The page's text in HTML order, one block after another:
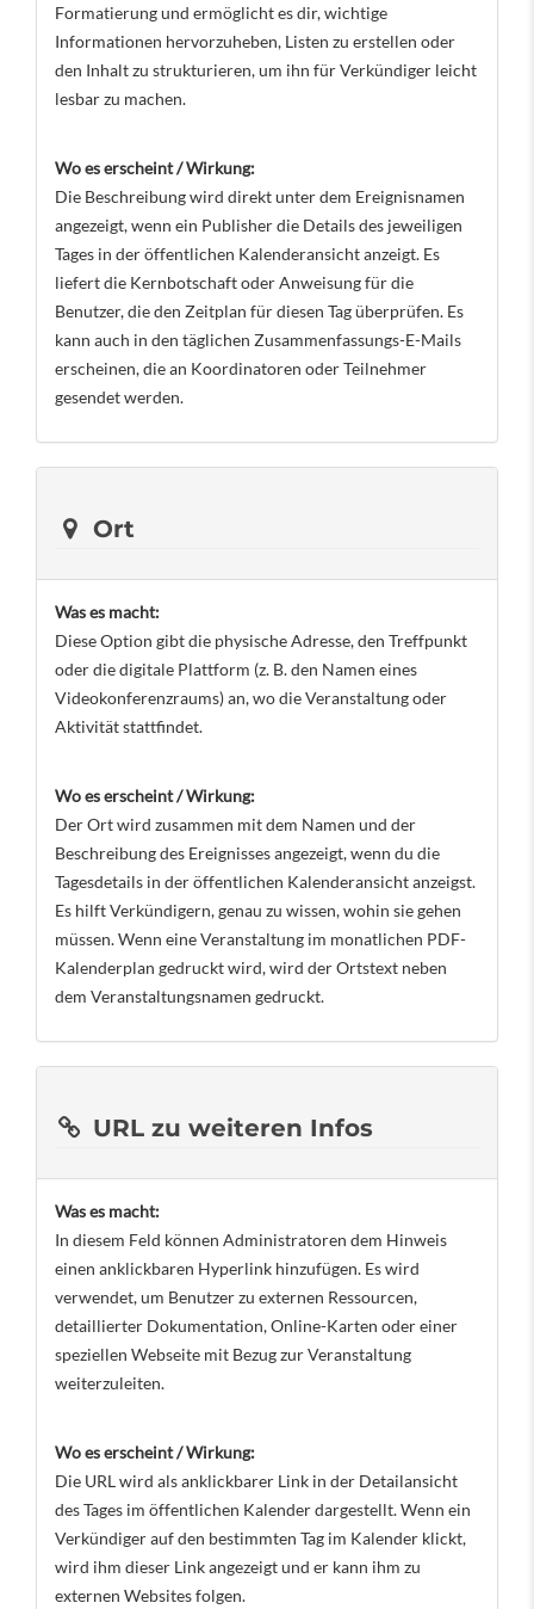
Formatierung und ermöglicht es dir, wichtige
Informationen hervorzuheben, Listen zu erstellen oder
den Inhalt zu strukturieren, um ihn für Verkündiger leicht
lesbar zu machen.
Wo es erscheint / Wirkung:
Die Beschreibung wird direkt unter dem Ereignisnamen
angezeigt, wenn ein Publisher die Details des jeweiligen
Tages in der öffentlichen Kalenderansicht anzeigt. Es
liefert die Kernbotschaft oder Anweisung für die
Benutzer, die den Zeitplan für diesen Tag überprüfen. Es
kann auch in den täglichen Zusammenfassungs-E-Mails
erscheinen, die an Koordinatoren oder Teilnehmer
gesendet werden.
Ort
Was es macht:
Diese Option gibt die physische Adresse, den Treffpunkt
oder die digitale Plattform (z. B. den Namen eines
Videokonferenzraums) an, wo die Veranstaltung oder
Aktivität stattfindet.
Wo es erscheint / Wirkung:
Der Ort wird zusammen mit dem Namen und der
Beschreibung des Ereignisses angezeigt, wenn du die
Tagesdetails in der öffentlichen Kalenderansicht anzeigst.
Es hilft Verkündigern, genau zu wissen, wohin sie gehen
müssen. Wenn eine Veranstaltung im monatlichen PDF-
Kalenderplan gedruckt wird, wird der Ortstext neben
dem Veranstaltungsnamen gedruckt.
URL zu weiteren Infos
Was es macht:
In diesem Feld können Administratoren dem Hinweis
einen anklickbaren Hyperlink hinzufügen. Es wird
verwendet, um Benutzer zu externen Ressourcen,
detaillierter Dokumentation, Online-Karten oder einer
speziellen Webseite mit Bezug zur Veranstaltung
weiterzuleiten.
Wo es erscheint / Wirkung:
Die URL wird als anklickbarer Link in der Detailansicht
des Tages im öffentlichen Kalender dargestellt. Wenn ein
Verkündiger auf den bestimmten Tag im Kalender klickt,
wird ihm dieser Link angezeigt und er kann ihm zu
externen Websites folgen.